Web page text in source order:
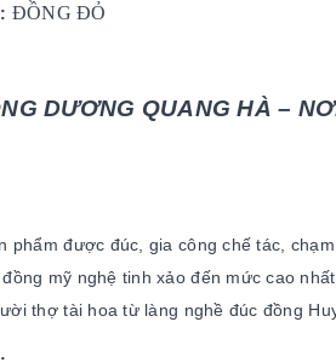
ĐỒNG ĐỎ
DƯƠNG QUANG HÀ –
phẩm được đúc, gia công chế tác,
mỹ nghệ tinh xảo đến mức cao
thợ tài hoa từ làng nghề đúc đồng